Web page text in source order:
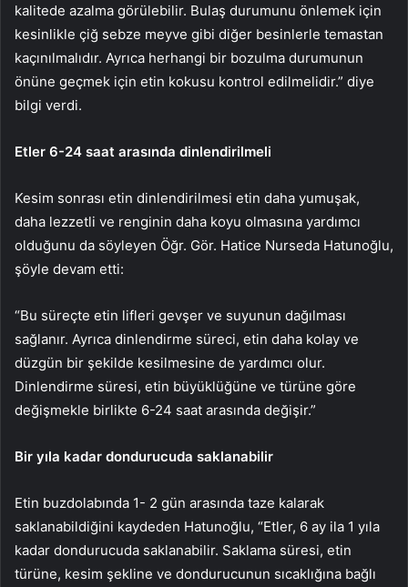
kalitede azalma görülebilir. Bulaş durumunu önlemek için
kesinlikle çiğ sebze meyve gibi diğer besinlerle temastan
kaçınılmalıdır. Ayrıca herhangi bir bozulma durumunun
önüne geçmek için etin kokusu kontrol edilmelidir.” diye
bilgi verdi.
Etler 6-24 saat arasında dinlendirilmeli
Kesim sonrası etin dinlendirilmesi etin daha yumuşak,
daha lezzetli ve renginin daha koyu olmasına yardımcı
olduğunu da söyleyen Öğr. Gör. Hatice Nurseda Hatunoğlu,
şöyle devam etti:
“Bu süreçte etin lifleri gevşer ve suyunun dağılması
sağlanır. Ayrıca dinlendirme süreci, etin daha kolay ve
düzgün bir şekilde kesilmesine de yardımcı olur.
Dinlendirme süresi, etin büyüklüğüne ve türüne göre
değişmekle birlikte 6-24 saat arasında değişir.”
Bir yıla kadar dondurucuda saklanabilir
Etin buzdolabında 1- 2 gün arasında taze kalarak
saklanabildiğini kaydeden Hatunoğlu, “Etler, 6 ay ila 1 yıla
kadar dondurucuda saklanabilir. Saklama süresi, etin
türüne, kesim şekline ve dondurucunun sıcaklığına bağlı